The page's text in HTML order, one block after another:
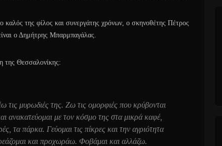
καλός της φίλος και συνεργάτης χρόνων, ο σκηνοθέτης Πέτρος
ο Δημήτρης Μπαρμπαγάλας.
της Θεσσαλονίκης:
τις μυρωδιές της. Ζω τις ομορφιές που κρύβονται
ανακατεύομαι με τον κόσμο της στα μικρά καφέ,
τα πάρκα. Γεύομαι τις πίκρες και την αγριότητα
και προχωράω. Φοβάμαι και αλλάζω.